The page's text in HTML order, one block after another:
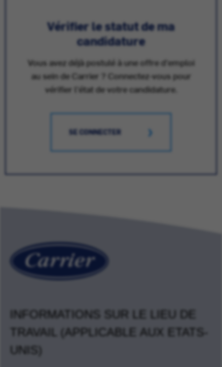
Vérifier le statut de ma
candidature
Vous avez déjà postulé à une offre d'emploi
au sein de Carrier ? Connectez-vous pour
vérifier l'état de votre candidature.
SE CONNECTER
INFORMATIONS SUR LE LIEU DE
TRAVAIL (APPLICABLE AUX ETATS-
UNIS)